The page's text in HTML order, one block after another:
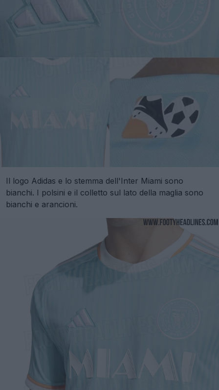
Il logo Adidas e lo stemma dell'Inter Miami sono
bianchi. I polsini e il colletto sul lato della maglia sono
bianchi e arancioni.